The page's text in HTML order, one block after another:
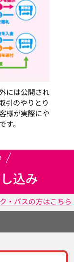
には公開され
引のやりとり
様が実際にや
す。
込み
・バスの方はこちら